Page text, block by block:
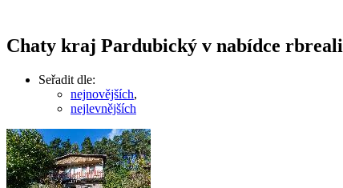
Chaty kraj Pardubický v nabídce
Seřadit dle:
nejnovějších,
nejlevnějších